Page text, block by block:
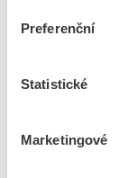
Preferenční
Statistické
Marketingové